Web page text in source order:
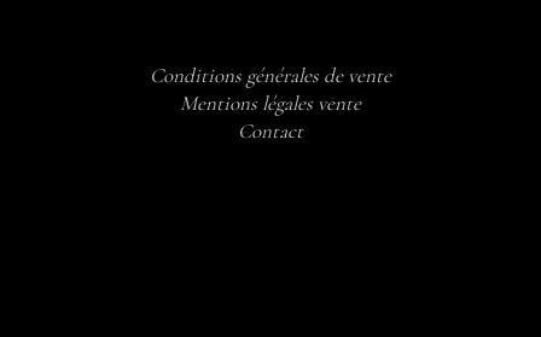
Conditions générales de vente
Mentions légales vente
Contact